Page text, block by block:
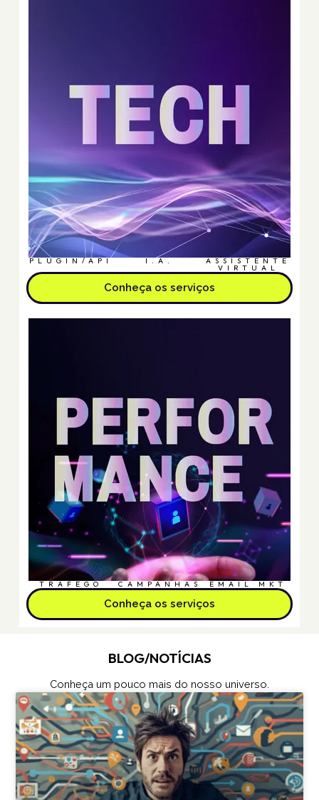
PLUGIN/API I.A. ASSISTENTE
VIRTUAL
Conheça os serviços
TRÁFEGO CAMPANHAS EMAIL MKT
Conheça os serviços
BLOG/NOTÍCIAS
Conheça um pouco mais do nosso universo.